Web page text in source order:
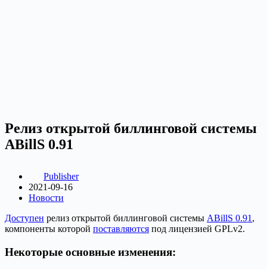
Релиз открытой биллинговой системы
ABillS 0.91
Publisher
2021-09-16
Новости
Доступен релиз открытой биллинговой системы ABillS 0.91 ,
компоненты которой поставляются под лицензией GPLv2.
Некоторые основные изменения: